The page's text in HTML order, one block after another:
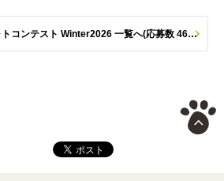
イヌトミィ モデル犬フォトコンテスト Winter2026 一覧へ(応募数 461枚)